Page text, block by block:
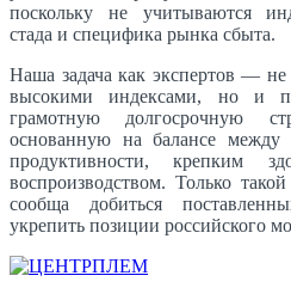
поскольку не учитываются
стада и специфика рынка сбыта.
Наша задача как экспертов —
высокими индексами, но и
грамотную долгосрочную
основанную на балансе между
продуктивности, крепким
воспроизводством. Только
сообща добиться
укрепить позиции российского